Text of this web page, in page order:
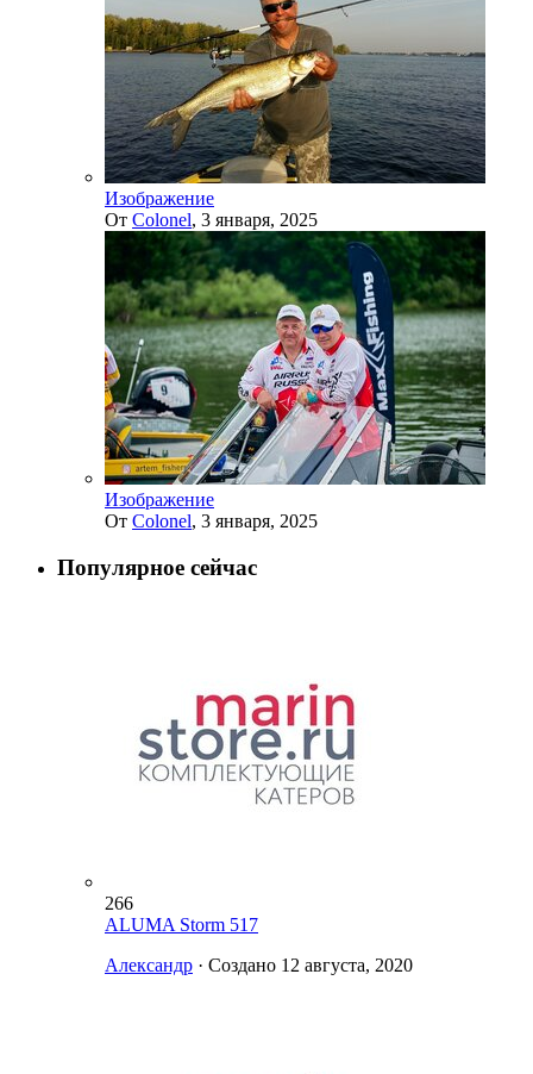
Изображение
От Colonel, 3 января, 2025
Изображение
От Colonel, 3 января, 2025
Популярное сейчас
266
ALUMA Storm 517
Александр · Создано 12 августа, 2020